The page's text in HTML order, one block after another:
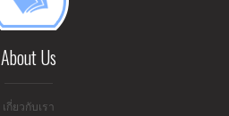
About Us
เกี่ยวกับเรา